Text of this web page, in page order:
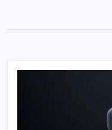
content